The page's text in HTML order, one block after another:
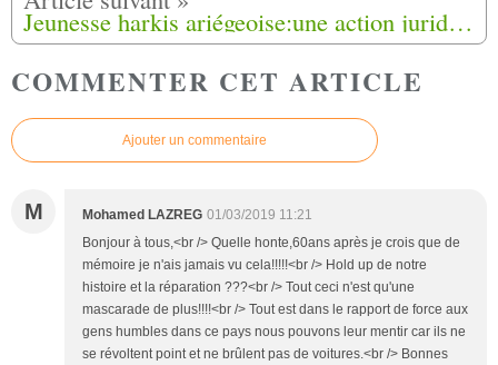
Jeunesse harkis ariégeoise:une action juridique prend forme
COMMENTER CET ARTICLE
Ajouter un commentaire
M Mohamed LAZREG 01/03/2019 11:21
Bonjour à tous,<br /> Quelle honte,60ans après je crois que de
mémoire je n'ais jamais vu cela!!!!!<br /> Hold up de notre
histoire et la réparation ???<br /> Tout ceci n'est qu'une
mascarade de plus!!!!<br /> Tout est dans le rapport de force aux
gens humbles dans ce pays nous pouvons leur mentir car ils ne
se révoltent point et ne brûlent pas de voitures.<br /> Bonnes